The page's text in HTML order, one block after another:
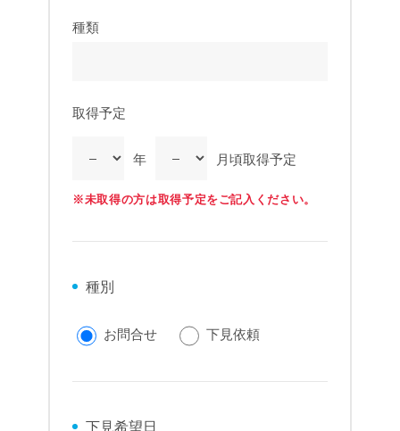
種類
取得予定
年 月頃取得予定
※未取得の方は取得予定をご記入ください。
種別
お問合せ 下見依頼
下見希望日